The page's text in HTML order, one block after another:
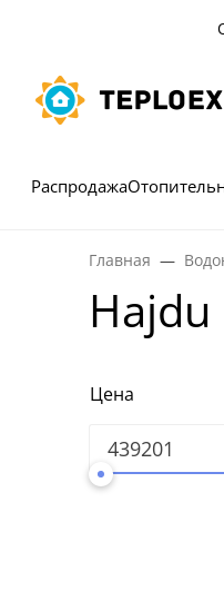
Распродажа
Главная
Hajdu
Цена